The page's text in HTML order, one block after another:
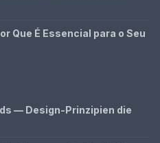
Que É Essencial para o Seu
— Design-Prinzipien die